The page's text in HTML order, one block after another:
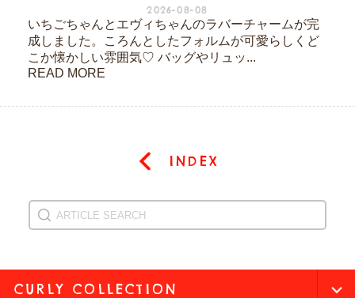
2026-08-08
いちごちゃんとエヴィちゃんのラバーチャームが完
成しました。ころんとしたフォルムが可愛らしくど
こか懐かしい雰囲気♡ バッグやリュッ...
READ MORE
INDEX
CURLY COLLECTION